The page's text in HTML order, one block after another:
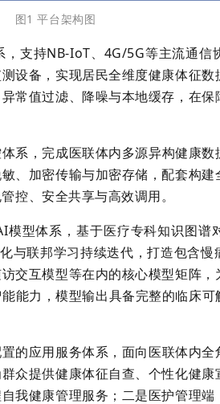
图1 平台架构图
支持NB‑IoT、4G/5G等主流通信
设备，实现居民全维度健康体征数
常值过滤、降噪与本地缓存，在
系，完成医联体内多源异构健康
、加密传输与加密存储，配套构
控、安全共享与高效调用。
型体系，基于医疗专科知识图谱
与联邦学习持续迭代，打造包含
交互模型等在内的核心模型矩阵
能力，模型输出具备完整的临床
的应用服务体系，面向医联体内
众提供健康体征自查、个性化健
我健康管理服务；二是医护管理